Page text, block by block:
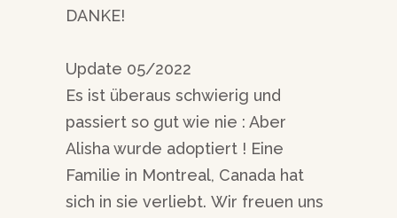
DANKE!
Update 05/2022
Es ist überaus schwierig und
passiert so gut wie nie : Aber
Alisha wurde adoptiert ! Eine
Familie in Montreal, Canada hat
sich in sie verliebt. Wir freuen uns